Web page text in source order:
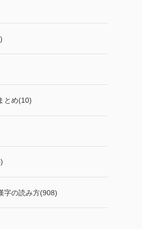
とめ(10)
字の読み方(908)